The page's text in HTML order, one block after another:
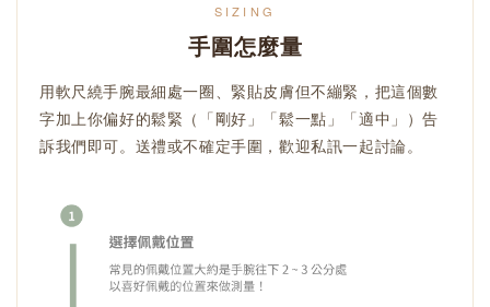
SIZING
手圍怎麼量
用軟尺繞手腕最細處一圈、緊貼皮膚但不繃緊，把這個數
字加上你偏好的鬆緊（「剛好」「鬆一點」「適中」）告
訴我們即可。送禮或不確定手圍，歡迎私訊一起討論。